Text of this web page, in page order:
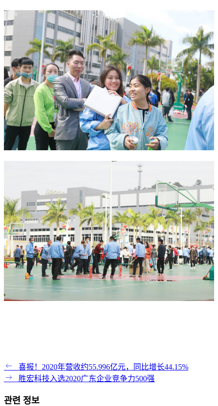
喜报！2020年营收约55.996亿元，同比增长44.15%
胜宏科技入选2020广东企业竞争力500强
관련 정보